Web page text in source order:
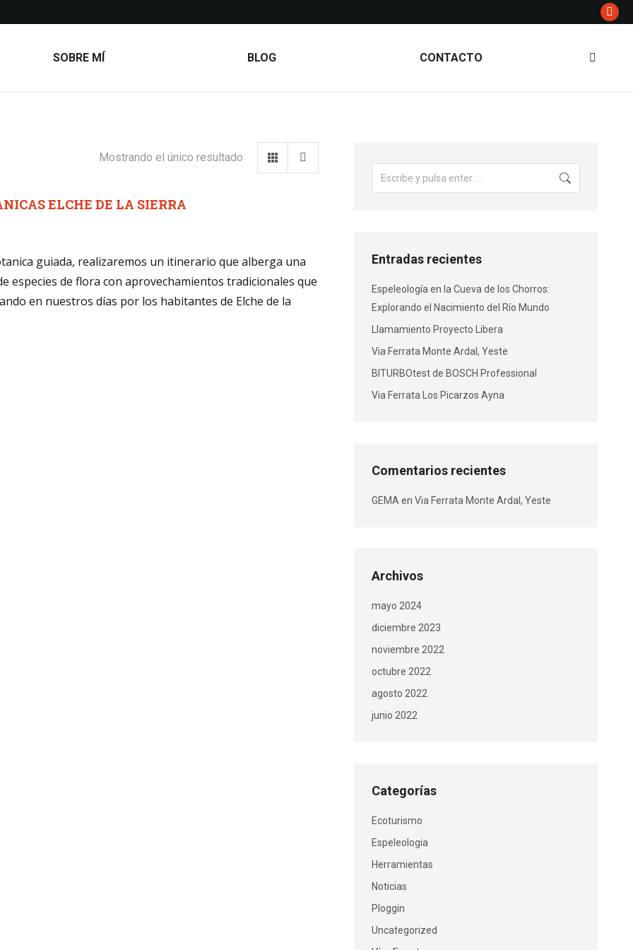
SOBRE MÍ BLOG CONTACTO
Mostrando el único resultado
ELCHE DE LA SIERRA
guiada, realizaremos un itinerario que alberga una
especies de flora con aprovechamientos tradicionales que
en nuestros días por los habitantes de Elche de la
Buscar:
Entradas recientes
Espeleología en la Cueva de los Chorros:
Explorando el Nacimiento del Río Mundo
Llamamiento Proyecto Libera
Via Ferrata Monte Ardal, Yeste
BITURBOtest de BOSCH Professional
Via Ferrata Los Picarzos Ayna
Comentarios recientes
GEMA en Via Ferrata Monte Ardal, Yeste
Archivos
mayo 2024
diciembre 2023
noviembre 2022
octubre 2022
agosto 2022
junio 2022
Categorías
Ecoturismo
Espeleologia
Herramientas
Noticias
Ploggin
Uncategorized